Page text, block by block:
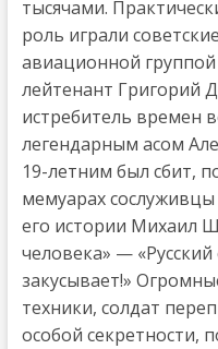
тысячами.
роль играли
авиационной
лейтенант Григорий
истребитель времен
легендарным асом
19-летним был сбит,
мемуарах
его истории Михаил
человека» —
закусывает!»
техники, солдат
особой секретности,